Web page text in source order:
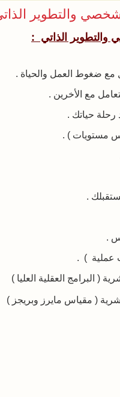
والتطوير
والتطوير الذاتي :
مع ضغوط العمل والحياة .
مع الأخرين .
رحلة حياتك .
مستويات ) .
.
.
عملية ) .
( البرامج العقلية العليا )
( مقياس مايرز وبريجز )